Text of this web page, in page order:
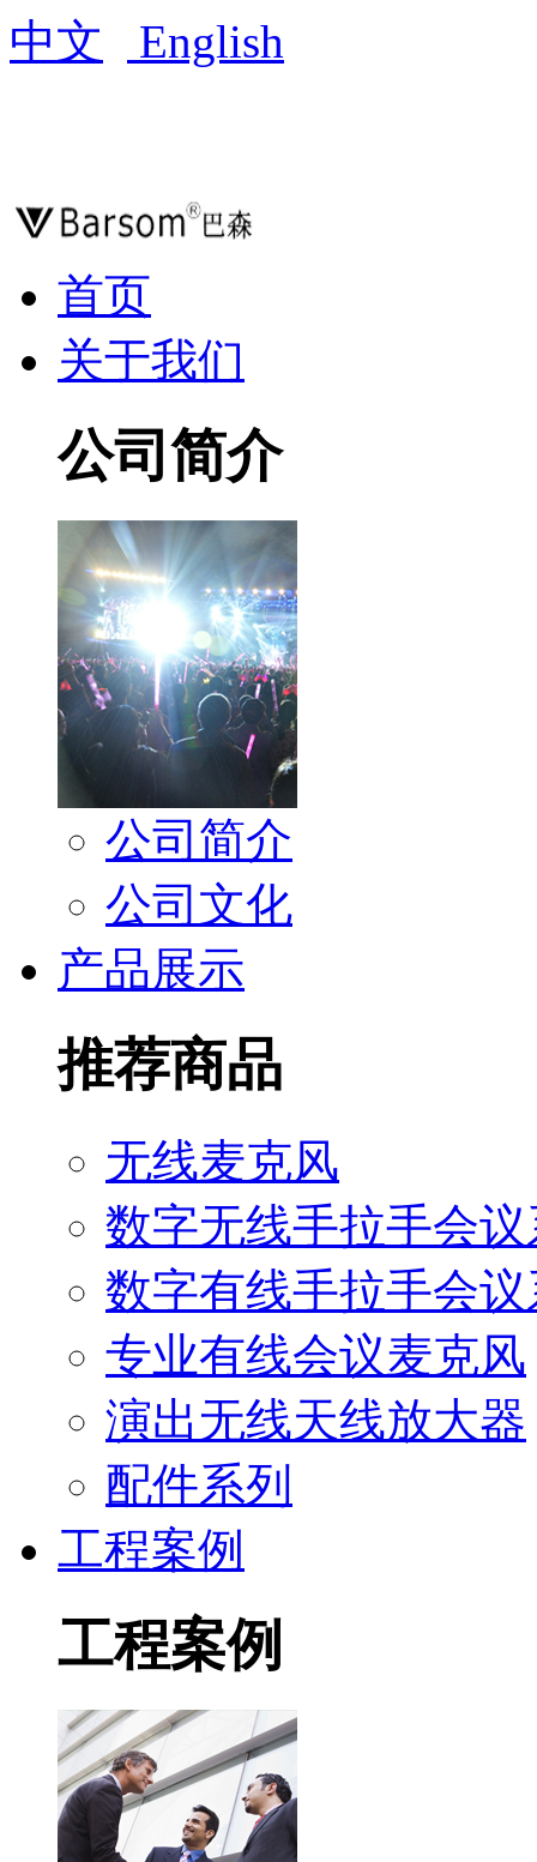
中文 English
首页
关于我们
公司简介
公司简介
公司文化
产品展示
推荐商品
无线麦克风
数字无线手拉手会
数字有线手拉手会
专业有线会议麦克风
演出无线天线放大器
配件系列
工程案例
工程案例